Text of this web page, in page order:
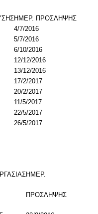
ΗΜΕΡ. ΠΡΟΣΛΗΨΗΣ
4/7/2016
5/7/2016
6/10/2016
12/12/2016
13/12/2016
17/2/2017
20/2/2017
11/5/2017
22/5/2017
26/5/2017
ΗΜΕΡ.
ΠΡΟΣΛΗΨΗΣ